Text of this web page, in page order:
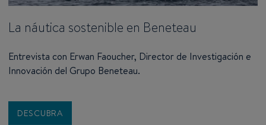
La náutica sostenible en Beneteau
Entrevista con Erwan Faoucher, Director de Investigación e
Innovación del Grupo Beneteau.
DESCUBRA